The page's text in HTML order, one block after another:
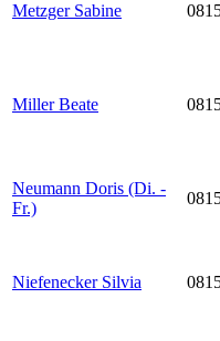
Metzger Sabine
Miller Beate
Neumann Doris (Di. -
Fr.)
Niefenecker Silvia